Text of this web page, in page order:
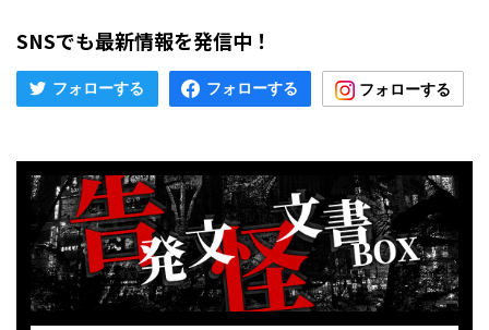
SNSでも最新情報を発信中！